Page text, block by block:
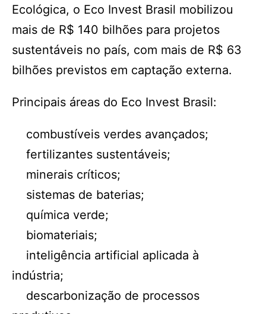
Ecológica, o Eco Invest Brasil mobilizou
mais de R$ 140 bilhões para projetos
sustentáveis no país, com mais de R$ 63
bilhões previstos em captação externa.
Principais áreas do Eco Invest Brasil:
combustíveis verdes avançados;
fertilizantes sustentáveis;
minerais críticos;
sistemas de baterias;
química verde;
biomateriais;
inteligência artificial aplicada à
indústria;
descarbonização de processos